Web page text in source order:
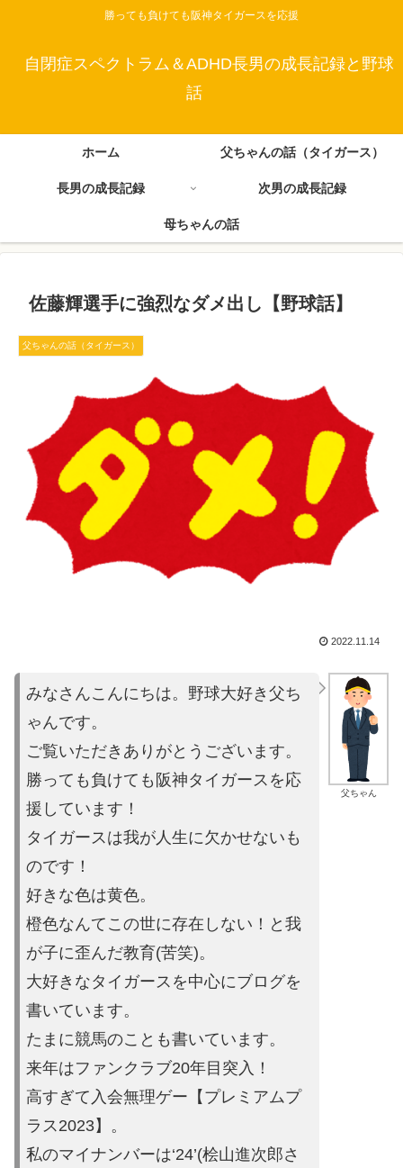
勝っても負けても阪神タイガースを応援
自閉症スペクトラム＆ADHD長男の成長記録と野球
話
ホーム 父ちゃんの話（タイガース）
長男の成長記録 次男の成長記録
母ちゃんの話
佐藤輝選手に強烈なダメ出し【野球話】
父ちゃんの話（タイガース）
2022.11.14
父ちゃん
みなさんこんにちは。野球大好き父ち
ゃんです。
ご覧いただきあり がとうございます。
勝っても負けても阪神タイガースを応
援しています！
タイガースは我が人生に欠かせないも
のです！
好きな色は黄色。
橙色なんてこの世に存在しない！と我
が子に歪んだ教育(苦笑)。
大好きなタイガースを中心にブログを
書いています。
たまに競馬のことも書いています。
来年はファンクラブ20年目突入！
高すぎて入会無理ゲー【プレミ アムプ
ラス2023】。
私のマイナンバーは‘24’(桧山進次郎さ